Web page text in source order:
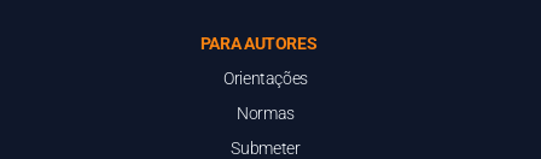
PARA AUTORES
Orientações
Normas
Submeter